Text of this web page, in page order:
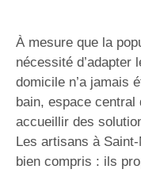
À mesure que la
nécessité d’adapter
domicile n’a jamais
bain, espace central
accueillir des
Les artisans à
bien compris : ils